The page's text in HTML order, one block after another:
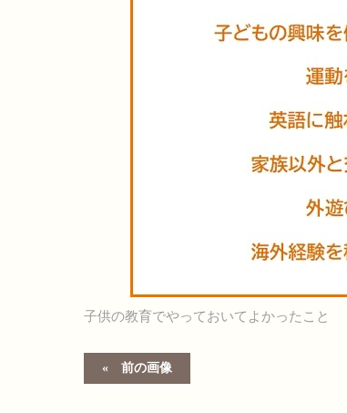
子供の教育でやっておいてよかったこと
前の画像